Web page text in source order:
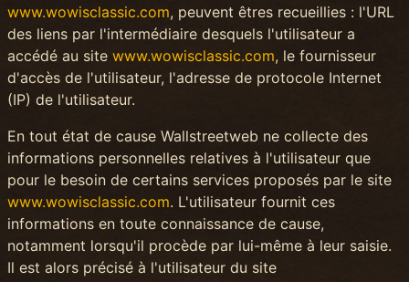
www.wowisclassic.com, peuvent êtres recueillies : l'URL
des liens par l'intermédiaire desquels l'utilisateur a
accédé au site www.wowisclassic.com, le fournisseur
d'accès de l'utilisateur, l'adresse de protocole Internet
(IP) de l'utilisateur.
En tout état de cause Wallstreetweb ne collecte des
informations personnelles relatives à l'utilisateur que
pour le besoin de certains services proposés par le site
www.wowisclassic.com. L'utilisateur fournit ces
informations en toute connaissance de cause,
notamment lorsqu'il procède par lui-même à leur saisie.
Il est alors précisé à l'utilisateur du site